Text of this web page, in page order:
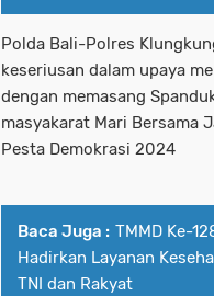
Polda Bali-Polres
keseriusan dalam upaya
dengan memasang
masyakarat Mari Bersama
Pesta Demokrasi 2024
Baca Juga : TMMD Ke-
Hadirkan Layanan
TNI dan Rakyat